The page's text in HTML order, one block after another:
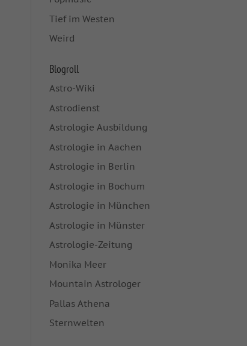
Tief im Westen
Weird
Blogroll
Astro-Wiki
Astrodienst
Astrologie Ausbildung
Astrologie in Aachen
Astrologie in Berlin
Astrologie in Bochum
Astrologie in München
Astrologie in Münster
Astrologie-Zeitung
Monika Meer
Mountain Astrologer
Pallas Athena
Sternwelten